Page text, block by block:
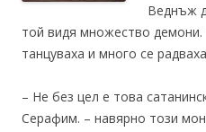
Веднъж
той видя множество демони.
танцуваха и много се
– Не без цел е това
Серафим. – навярно този